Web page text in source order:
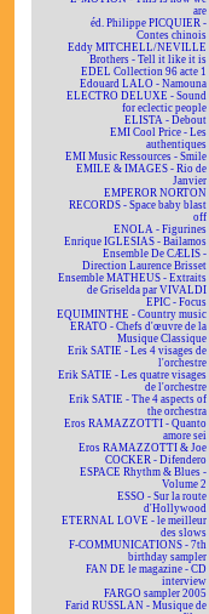
are
éd. Philippe PICQUIER -
Contes chinois
Eddy MITCHELL/NEVILLE
Brothers - Tell it like it is
EDEL Collection 96 acte 1
Edouard LALO - Namouna
ELECTRO DELUXE - Sound
for eclectic people
ELISTA - Debout
EMI Cool Price - Les
authentiques
EMI Music Ressources - Smile
EMILE & IMAGES - Rio de
Janvier
EMPEROR NORTON
RECORDS - Space baby blast
off
ENOLA - Figurines
Enrique IGLESIAS - Bailamos
Ensemble De CÆLIS -
Direction Laurence Brisset
Ensemble MATHEUS - Extraits
de Griselda par VIVALDI
EPIC - Focus
EQUIMINTHE - Country music
ERATO - Chefs d'œuvre de la
Musique Classique
Erik SATIE - Les 4 visages de
l'orchestre
Erik SATIE - Les quatre visages
de l'orchestre
Erik SATIE - The 4 aspects of
the orchestra
Eros RAMAZZOTTI - Quanto
amore sei
Eros RAMAZZOTTI & Joe
COCKER - Difendero
ESPACE Rhythm & Blues -
Volume 2
ESSO - Sur la route
d'Hollywood
ETERNAL LOVE - le meilleur
des slows
F-COMMUNICATIONS - 7th
birthday sampler
FAN DE le magazine - CD
interview
FARGO sampler 2005
Farid RUSSLAN - Musique de